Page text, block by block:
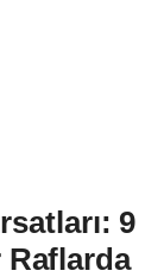
9
Raflarda